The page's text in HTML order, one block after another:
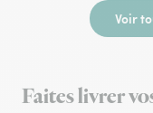
Voir
Faites livrer